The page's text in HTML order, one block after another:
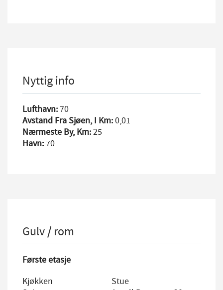
Nyttig info
Lufthavn:70
Avstand Fra Sjøen, I Km:0,01
Nærmeste By, Km:25
Havn:70
Gulv / rom
Første etasje
Kjøkken
Stue